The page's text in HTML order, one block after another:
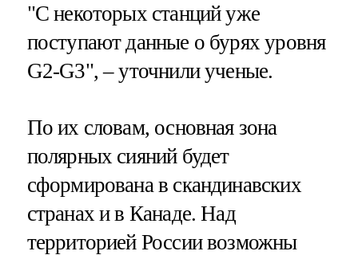
"С некоторых станций уже
поступают данные о бурях уровня
G2-G3", – уточнили ученые.
По их словам, основная зона
полярных сияний будет
сформирована в скандинавских
странах и в Канаде. Над
территорией России возможны